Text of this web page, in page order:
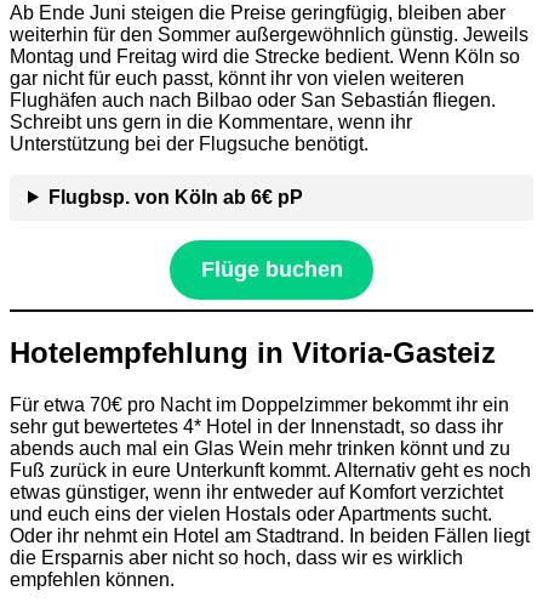
Ab Ende Juni steigen die Preise geringfügig, bleiben aber
weiterhin für den Sommer außergewöhnlich günstig. Jeweils
Montag und Freitag wird die Strecke bedient. Wenn Köln so
gar nicht für euch passt, könnt ihr von vielen weiteren
Flughäfen auch nach Bilbao oder San Sebastián fliegen.
Schreibt uns gern in die Kommentare, wenn ihr
Unterstützung bei der Flugsuche benötigt.
Flugbsp. von Köln ab 6€ pP
Flüge buchen
Hotelempfehlung in Vitoria-Gasteiz
Für etwa 70€ pro Nacht im Doppelzimmer bekommt ihr ein
sehr gut bewertetes 4* Hotel in der Innenstadt, so dass ihr
abends auch mal ein Glas Wein mehr trinken könnt und zu
Fuß zurück in eure Unterkunft kommt. Alternativ geht es noch
etwas günstiger, wenn ihr entweder auf Komfort verzichtet
und euch eins der vielen Hostals oder Apartments sucht.
Oder ihr nehmt ein Hotel am Stadtrand. In beiden Fällen liegt
die Ersparnis aber nicht so hoch, dass wir es wirklich
empfehlen können.